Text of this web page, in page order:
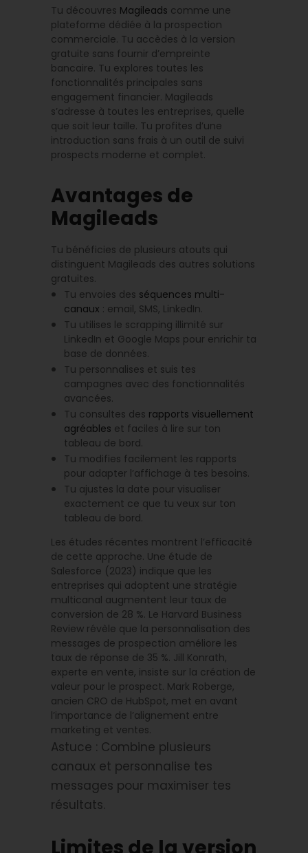
Tu découvres Magileads comme une
plateforme dédiée à la prospection
commerciale. Tu accèdes à la version
gratuite sans fournir d’empreinte
bancaire. Tu explores toutes les
fonctionnalités principales sans
engagement financier. Magileads
s’adresse à toutes les entreprises, quelle
que soit leur taille. Tu profites d’une
introduction sans frais à un outil de suivi
prospects moderne et complet.
Avantages de
Magileads
Tu bénéficies de plusieurs atouts qui
distinguent Magileads des autres solutions
gratuites.
Tu envoies des séquences multi-
canaux : email, SMS, LinkedIn.
Tu utilises le scrapping illimité sur
LinkedIn et Google Maps pour enrichir ta
base de données.
Tu personnalises et suis tes
campagnes avec des fonctionnalités
avancées.
Tu consultes des rapports visuellement
agréables et faciles à lire sur ton
tableau de bord.
Tu modifies facilement les rapports
pour adapter l’affichage à tes besoins.
Tu ajustes la date pour visualiser
exactement ce que tu veux sur ton
tableau de bord.
Les études récentes montrent l’efficacité
de cette approche. Une étude de
Salesforce (2023) indique que les
entreprises qui adoptent une stratégie
multicanal augmentent leur taux de
conversion de 28 %. Le Harvard Business
Review révèle que la personnalisation des
messages de prospection améliore les
taux de réponse de 35 %. Jill Konrath,
experte en vente, insiste sur la création de
valeur pour le prospect. Mark Roberge,
ancien CRO de HubSpot, met en avant
l’importance de l’alignement entre
marketing et ventes.
Astuce : Combine plusieurs
canaux et personnalise tes
messages pour maximiser tes
résultats.